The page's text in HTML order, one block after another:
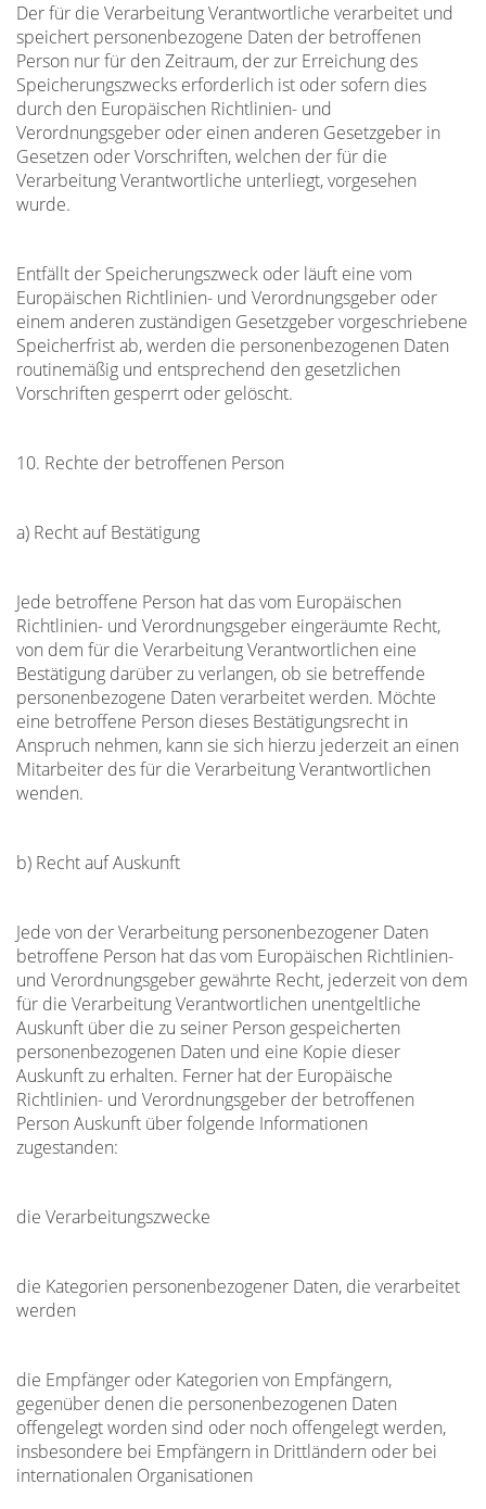
Der für die Verarbeitung Verantwortliche verarbeitet und
speichert personenbezogene Daten der betroffenen
Person nur für den Zeitraum, der zur Erreichung des
Speicherungszwecks erforderlich ist oder sofern dies
durch den Europäischen Richtlinien- und
Verordnungsgeber oder einen anderen Gesetzgeber in
Gesetzen oder Vorschriften, welchen der für die
Verarbeitung Verantwortliche unterliegt, vorgesehen
wurde.
Entfällt der Speicherungszweck oder läuft eine vom
Europäischen Richtlinien- und Verordnungsgeber oder
einem anderen zuständigen Gesetzgeber vorgeschriebene
Speicherfrist ab, werden die personenbezogenen Daten
routinemäßig und entsprechend den gesetzlichen
Vorschriften gesperrt oder gelöscht.
10. Rechte der betroffenen Person
a) Recht auf Bestätigung
Jede betroffene Person hat das vom Europäischen
Richtlinien- und Verordnungsgeber eingeräumte Recht,
von dem für die Verarbeitung Verantwortlichen eine
Bestätigung darüber zu verlangen, ob sie betreffende
personenbezogene Daten verarbeitet werden. Möchte
eine betroffene Person dieses Bestätigungsrecht in
Anspruch nehmen, kann sie sich hierzu jederzeit an einen
Mitarbeiter des für die Verarbeitung Verantwortlichen
wenden.
b) Recht auf Auskunft
Jede von der Verarbeitung personenbezogener Daten
betroffene Person hat das vom Europäischen Richtlinien-
und Verordnungsgeber gewährte Recht, jederzeit von dem
für die Verarbeitung Verantwortlichen unentgeltliche
Auskunft über die zu seiner Person gespeicherten
personenbezogenen Daten und eine Kopie dieser
Auskunft zu erhalten. Ferner hat der Europäische
Richtlinien- und Verordnungsgeber der betroffenen
Person Auskunft über folgende Informationen
zugestanden:
die Verarbeitungszwecke
die Kategorien personenbezogener Daten, die verarbeitet
werden
die Empfänger oder Kategorien von Empfängern,
gegenüber denen die personenbezogenen Daten
offengelegt worden sind oder noch offengelegt werden,
insbesondere bei Empfängern in Drittländern oder bei
internationalen Organisationen